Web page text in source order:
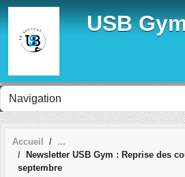
USB
Accueil
Newsletter USB Gym : Reprise des
septembre
Panneau de gestion des cookies